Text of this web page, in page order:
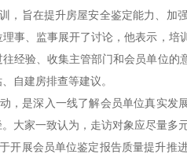
，旨在提升房屋安全鉴定能力、加
事、监事展开了讨论，他表示，培
经验、收集主管部门和会员单位
自建房排查等建议。
，是深入一线了解会员单位真实发
大家一致认为，走访对象应尽量多
开展会员单位鉴定报告质量提升推